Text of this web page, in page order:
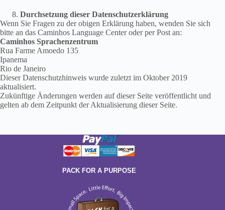
Durchsetzung dieser Datenschutzerklärung
Wenn Sie Fragen zu der obigen Erklärung haben, wenden Sie sich
bitte an das Caminhos Language Center oder per Post an:
Caminhos Sprachenzentrum
Rua Farme Amoedo 135
Ipanema
Rio de Janeiro
Dieser Datenschutzhinweis wurde zuletzt im Oktober 2019
aktualisiert.
Zukünftige Änderungen werden auf dieser Seite veröffentlicht und
gelten ab dem Zeitpunkt der Aktualisierung dieser Seite.
PACK FOR A PURPOSE